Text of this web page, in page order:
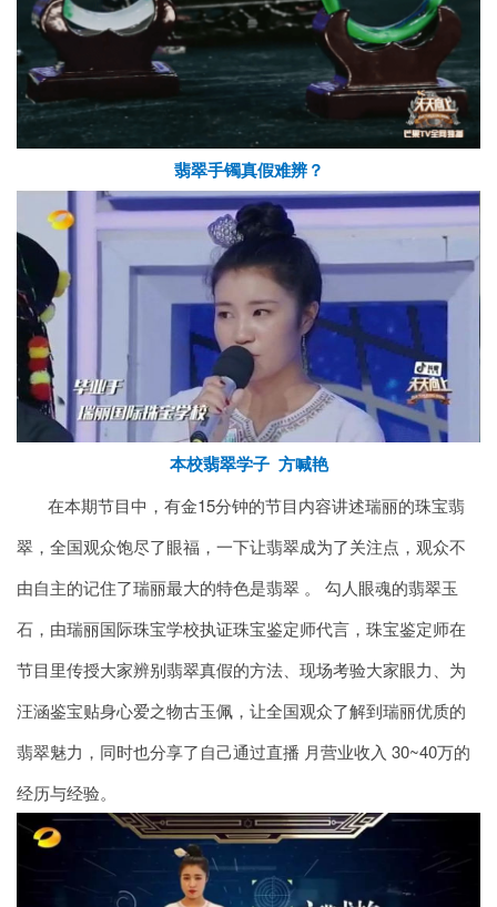
翡翠手镯真假难辨？
本校翡翠学子 方喊艳
在本期节目中，有金15分钟的节目内容讲述瑞丽的珠宝翡
翠，全国观众饱尽了眼福，一下让翡翠成为了关注点，观众不
由自主的记住了瑞丽最大的特色是翡翠 。 勾人眼魂的翡翠玉
石，由瑞丽国际珠宝学校执证珠宝鉴定师代言，珠宝鉴定师在
节目里传授大家辨别翡翠真假的方法、现场考验大家眼力、为
汪涵鉴宝贴身心爱之物古玉佩，让全国观众了解到瑞丽优质的
翡翠魅力，同时也分享了自己通过直播 月营业收入 30~40万的
经历与经验。